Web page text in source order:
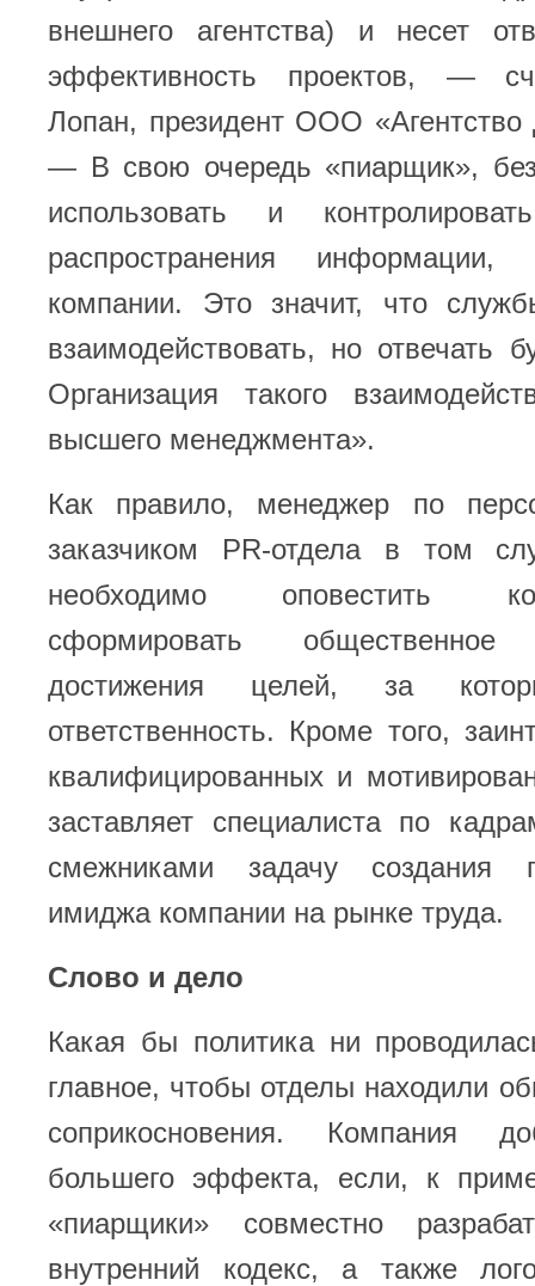
внешнего агентства) и несет
эффективность проектов, —
Лопан, президент ООО
— В свою очередь «пиарщик»,
использовать и
распространения информации,
компании. Это значит, что
взаимодействовать, но отвечать
Организация такого
высшего менеджмента».
Как правило, менеджер по
заказчиком PR-отдела в том
необходимо оповестить
сформировать
достижения целей, за
ответственность. Кроме того,
квалифицированных и
заставляет специалиста по
смежниками задачу создания
имиджа компании на рынке труда.
Слово и дело
Какая бы политика ни
главное, чтобы отделы находили
соприкосновения. Компания
большего эффекта, если, к
«пиарщики» совместно
внутренний кодекс, а также